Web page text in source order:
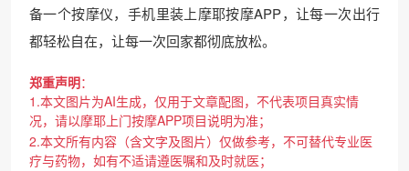
备一个按摩仪，手机里装上摩耶按摩APP，让每一次出行
都轻松自在，让每一次回家都彻底放松。
郑重声明：
1.本文图片为AI生成，仅用于文章配图，不代表项目真实情
况，请以摩耶上门按摩APP项目说明为准；
2.本文所有内容（含文字及图片）仅做参考，不可替代专业医
疗与药物，如有不适请遵医嘱和及时就医；